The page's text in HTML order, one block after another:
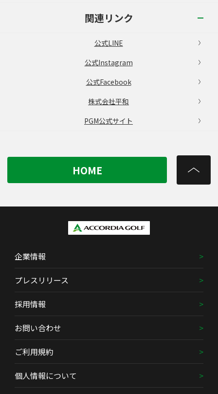
関連リンク
公式LINE
公式Instagram
公式Facebook
株式会社平和
PGM公式サイト
HOME
企業情報
プレスリリース
採用情報
お問い合わせ
ご利用規約
個人情報について